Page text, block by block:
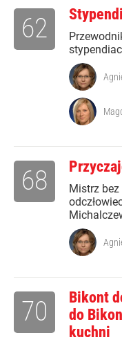
62
Mistrz
68
Bikont
do
kuchni
70